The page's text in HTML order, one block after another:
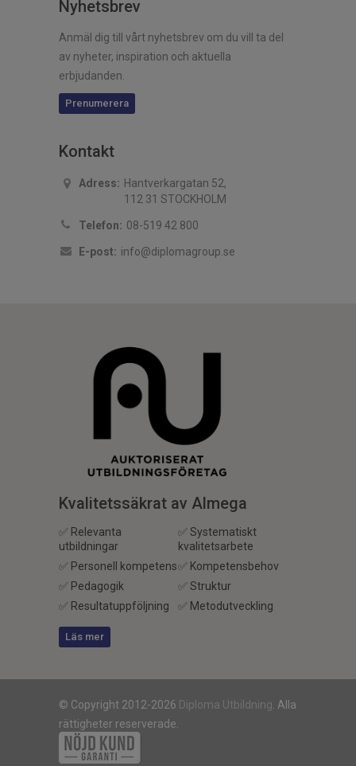
Nyhetsbrev
Anmäl dig till vårt nyhetsbrev om du vill ta del
av nyheter, inspiration och aktuella
erbjudanden.
Prenumerera
Kontakt
Adress: Hantverkargatan 52,
112 31 STOCKHOLM
Telefon: 08-519 42 800
E-post: info@diplomagroup.se
Kvalitetssäkrat av Almega
✅ Relevanta
utbildningar
✅ Personell kompetens
✅ Pedagogik
✅ Resultatuppföljning
✅ Systematiskt
kvalitetsarbete
✅ Kompetensbehov
✅ Struktur
✅ Metodutveckling
Läs mer
© Copyright 2012-2026 Diploma Utbildning. Alla
rättigheter reserverade.